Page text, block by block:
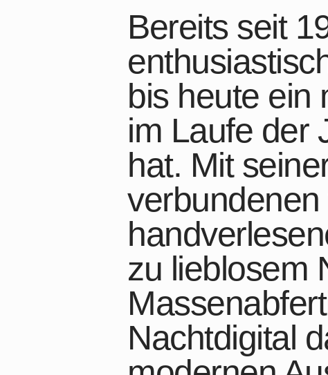
Bereits seit
bis heute ein
im Laufe der
hat. Mit
zu lieblosem
Nachtdigital